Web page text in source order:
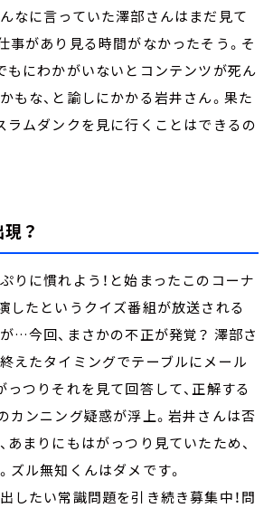
なに言っていた澤部さんはまだ見て
事があり見る時間がなかったそう。そ
もにわかがいないとコンテンツが死ん
もな、と諭しにかかる岩井さん。果た
ラムダンクを見に行くことはできるの
？
りに慣れよう！と始まったこのコーナ
したというクイズ番組が放送される
…今回、まさかの不正が発覚？ 澤部さ
えたタイミングでテーブルにメール
っつりそれを見て回答して、正解する
カンニング疑惑が浮上。岩井さんは否
あまりにもはがっつり見ていたため、
ズル無知くんはダメです。
したい常識問題を引き続き募集中！問